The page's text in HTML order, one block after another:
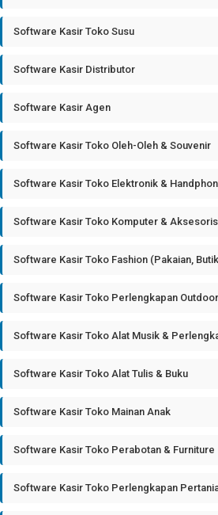
Software Kasir Toko Susu
Software Kasir Distributor
Software Kasir Agen
Software Kasir Toko Oleh-Oleh & Souvenir
Software Kasir Toko Elektronik &
Software Kasir Toko Komputer & Aksesoris
Software Kasir Toko Fashion (Pakaian,
Software Kasir Toko Perlengkapan
Software Kasir Toko Alat Musik &
Software Kasir Toko Alat Tulis & Buku
Software Kasir Toko Mainan Anak
Software Kasir Toko Perabotan & Furniture
Software Kasir Toko Perlengkapan